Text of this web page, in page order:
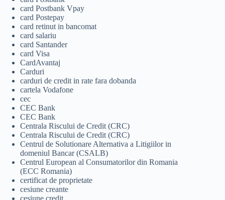
card Postbank Vpay
card Postepay
card retinut in bancomat
card salariu
card Santander
card Visa
CardAvantaj
Carduri
carduri de credit in rate fara dobanda
cartela Vodafone
cec
CEC Bank
CEC Bank
Centrala Riscului de Credit (CRC)
Centrala Riscului de Credit (CRC)
Centrul de Solutionare Alternativa a Litigiilor in
domeniul Bancar (CSALB)
Centrul European al Consumatorilor din Romania
(ECC Romania)
certificat de proprietate
cesiune creante